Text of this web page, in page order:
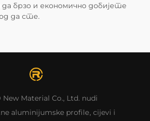
да брзо и економично добијете
да сте.
New Material Co., Ltd. nudi
aluminijumske profilе, cijevi i